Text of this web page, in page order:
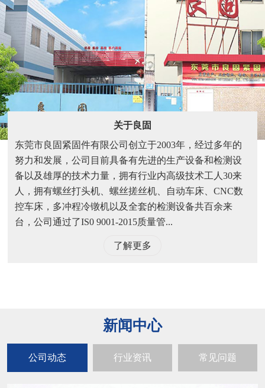
关于良固
东莞市良固紧固件有限公司创立于2003年，经过多年的
努力和发展，公司目前具备有先进的生产设备和检测设
备以及雄厚的技术力量，拥有行业内高级技术工人30来
人，拥有螺丝打头机、螺丝搓丝机、自动车床、CNC数
控车床，多冲程冷镦机以及全套的检测设备共百余来
台，公司通过了IS0 9001-2015质量管...
了解更多
新闻中心
公司动态 行业资讯 常见问题